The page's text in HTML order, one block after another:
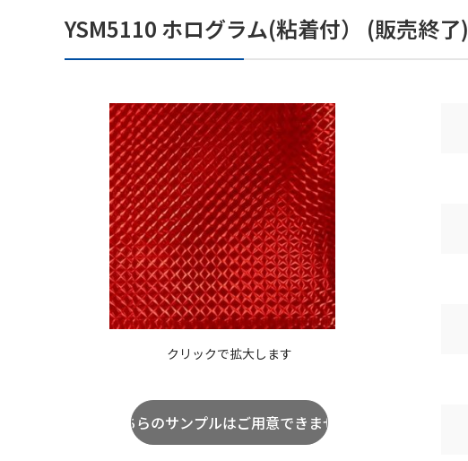
YSM5110 ホログラム(粘着付） (販売終了)
クリックで拡大します